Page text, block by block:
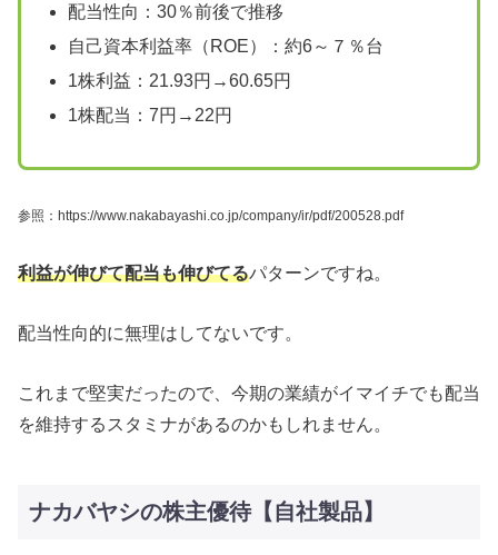
配当性向：30％前後で推移
自己資本利益率（ROE）：約6～７％台
1株利益：21.93円→60.65円
1株配当：7円→22円
参照：https://www.nakabayashi.co.jp/company/ir/pdf/200528.pdf
利益が伸びて配当も伸びてるパターンですね。
配当性向的に無理はしてないです。
これまで堅実だったので、今期の業績がイマイチでも配当
を維持するスタミナがあるのかもしれません。
ナカバヤシの株主優待【自社製品】